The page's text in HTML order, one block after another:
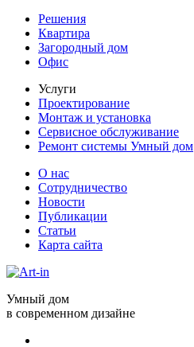
Решения
Квартира
Загородный дом
Офис
Услуги
Проектирование
Монтаж и установка
Сервисное обслуживание
Ремонт системы Умный дом
О нас
Сотрудничество
Новости
Публикации
Статьи
Карта сайта
Умный дом
в современном дизайне